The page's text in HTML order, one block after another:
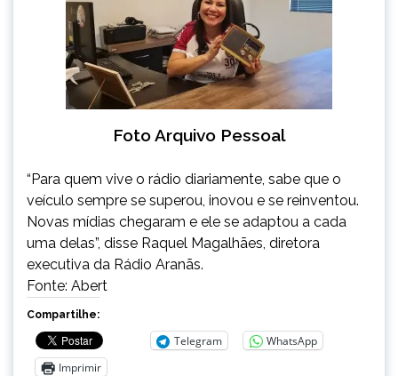
Foto Arquivo Pessoal
“Para quem vive o rádio diariamente, sabe que o
veículo sempre se superou, inovou e se reinventou.
Novas mídias chegaram e ele se adaptou a cada
uma delas”, disse Raquel Magalhães, diretora
executiva da Rádio Aranãs.
Fonte: Abert
Compartilhe:
Telegram
WhatsApp
Imprimir